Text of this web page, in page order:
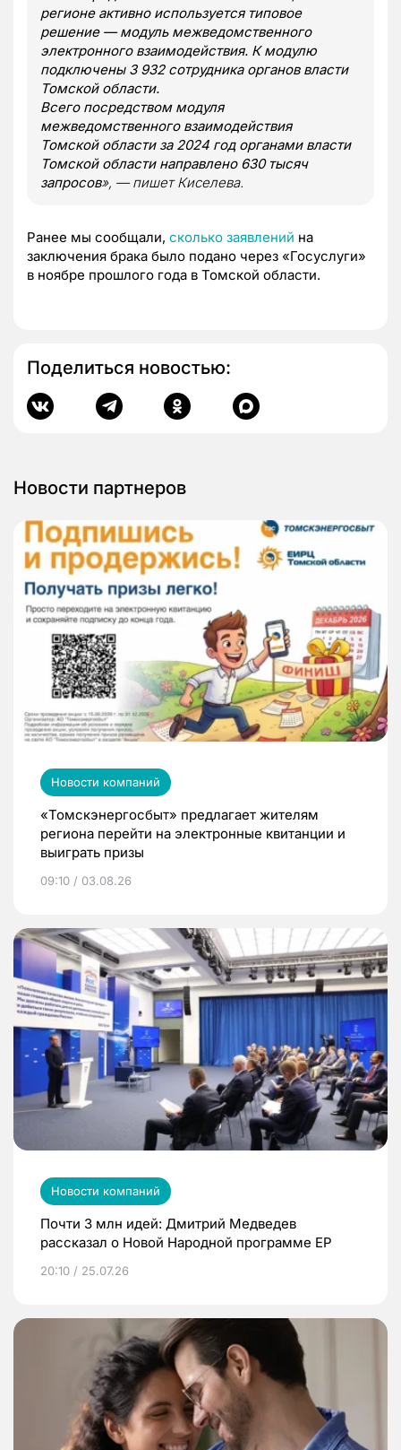
регионе активно используется типовое
решение — модуль межведомственного
электронного взаимодействия. К модулю
подключены 3 932 сотрудника органов власти
Томской области.
Всего посредством модуля
межведомственного взаимодействия
Томской области за 2024 год органами власти
Томской области направлено 630 тысяч
запросов», — пишет Киселева.
Ранее мы сообщали, сколько заявлений на
заключения брака было подано через «Госуслуги»
в ноябре прошлого года в Томской области.
Поделиться новостью:
Новости партнеров
Новости компаний
«Томскэнергосбыт» предлагает жителям
региона перейти на электронные квитанции и
выиграть призы
09:10 / 03.08.26
Новости компаний
Почти 3 млн идей: Дмитрий Медведев
рассказал о Новой Народной программе ЕР
20:10 / 25.07.26